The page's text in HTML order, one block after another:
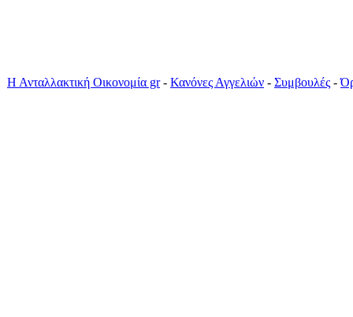
Η Ανταλλακτική Οικονομία gr- Κανόνες Αγγελιών - Συμβουλές -